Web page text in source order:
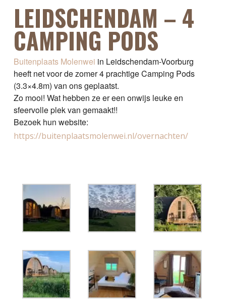
Mijn account
LEIDSCHENDAM – 4
CAMPING PODS
Buitenplaats Molenwei in Leidschendam-Voorburg
heeft net voor de zomer 4 prachtige Camping Pods
(3.3×4.8m) van ons geplaatst.
Zo mooi! Wat hebben ze er een onwijs leuke en
sfeervolle plek van gemaakt!!
Bezoek hun website:
https://buitenplaatsmolenwei.nl/overnachten/